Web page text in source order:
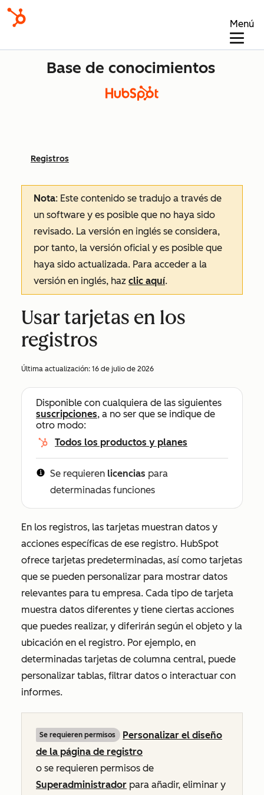
Menú
Base de conocimientos
Registros
Nota: Este contenido se tradujo a través de
un software y es posible que no haya sido
revisado. La versión en inglés se considera,
por tanto, la versión oficial y es posible que
haya sido actualizada. Para acceder a la
versión en inglés, haz clic aquí.
Usar tarjetas en los
registros
Última actualización: 16 de julio de 2026
Disponible con cualquiera de las siguientes
suscripciones, a no ser que se indique de
otro modo:
Todos los productos y planes
Se requieren licencias para
determinadas funciones
En los registros, las tarjetas muestran datos y
acciones específicas de ese registro. HubSpot
ofrece tarjetas predeterminadas, así como tarjetas
que se pueden personalizar para mostrar datos
relevantes para tu empresa. Cada tipo de tarjeta
muestra datos diferentes y tiene ciertas acciones
que puedes realizar, y diferirán según el objeto y la
ubicación en el registro. Por ejemplo, en
determinadas tarjetas de columna central, puede
personalizar tablas, filtrar datos o interactuar con
informes.
Se requieren permisos
Personalizar el diseño
de la página de registro
o se requieren permisos de
Superadministrador para añadir, eliminar y